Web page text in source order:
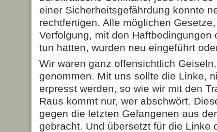
einer Sicherheitsgefährdung konnte
rechtfertigen. Alle möglichen
Verfolgung, mit den Haftbedingungen
tun hatten, wurden neu eingeführt
Wir waren ganz offensichtlich
genommen. Mit uns sollte die Linke,
erpresst werden, so wie wir mit den
Raus kommt nur, wer abschwört.
gegen die letzten Gefangenen aus
gebracht. Und übersetzt für die Linke